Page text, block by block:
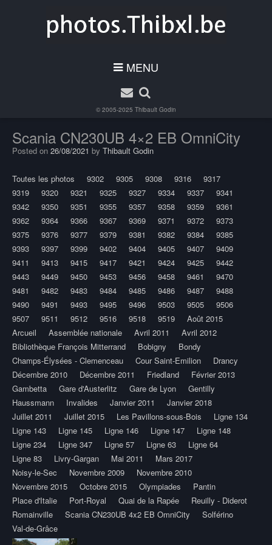
MENU
© 2005-2025 Thibault Godin
Scania CN230UB 4×2 EB OmniCity
Posted on 26/08/2021 by Thibault Godin
Toutes les photos 9302 9305 9308 9316
9317
9319
9320 9321 9325 9327 9334 9337
9341
9342
9350 9351 9355 9357 9358 9359
9361
9362
9364 9366 9367 9369 9371 9372
9373
9375
9376 9377 9379 9381 9382 9384
9385
9393
9397 9399 9402 9404 9405 9407
9409
9411
9413 9415 9417 9421 9424 9425
9442
9443
9449 9450 9453 9456 9458 9461
9470
9481
9482 9483 9484 9485 9486 9487
9488
9490
9491 9493 9495 9496 9503 9505
9506
9507
9511 9512 9516 9518 9519
Août 2015
Arcueil
Assemblée nationale Avril 2011
Avril 2012
Bibliothèque François Mitterrand
Bobigny
Bondy
Champs-Élysées - Clemenceau
Cour Saint-Emilion
Drancy
Décembre 2010
Décembre 2011 Friedland
Février 2013
Gambetta
Gare d'Austerlitz Gare de Lyon
Gentilly
Haussmann
Invalides Janvier 2011
Janvier 2018
Juillet 2011
Juillet 2015 Les Pavillons-sous-Bois
Ligne 134
Ligne 143
Ligne 145 Ligne 146 Ligne 147
Ligne 148
Ligne 234
Ligne 347 Ligne 57 Ligne 63
Ligne 64
Ligne 83
Livry-Gargan Mai 2011
Mars 2017
Noisy-le-Sec
Novembre 2009
Novembre 2010
Novembre 2015
Octobre 2015 Olympiades
Pantin
Place d'Italie
Port-Royal Quai de la Rapée
Reuilly - Diderot
Romainville
Scania CN230UB 4x2 EB OmniCity
Solférino
Val-de-Grâce